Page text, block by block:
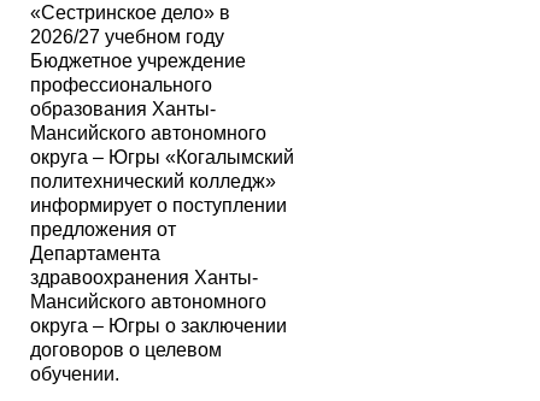
«Сестринское дело» в
2026/27 учебном году
Бюджетное учреждение
профессионального
образования Ханты-
Мансийского автономного
округа – Югры «Когалымский
политехнический колледж»
информирует о поступлении
предложения от
Департамента
здравоохранения Ханты-
Мансийского автономного
округа – Югры о заключении
договоров о целевом
обучении.